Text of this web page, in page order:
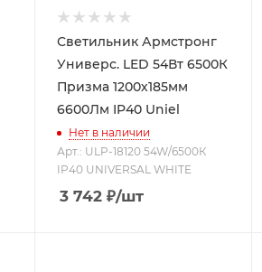
Светильник Армстронг
Универс. LED 54Вт 6500К
Призма 1200х185мм
6600Лм IP40 Uniel
Нет в наличии
Арт.: ULP-18120 54W/6500К
IP40 UNIVERSAL WHITE
3 742₽/шт